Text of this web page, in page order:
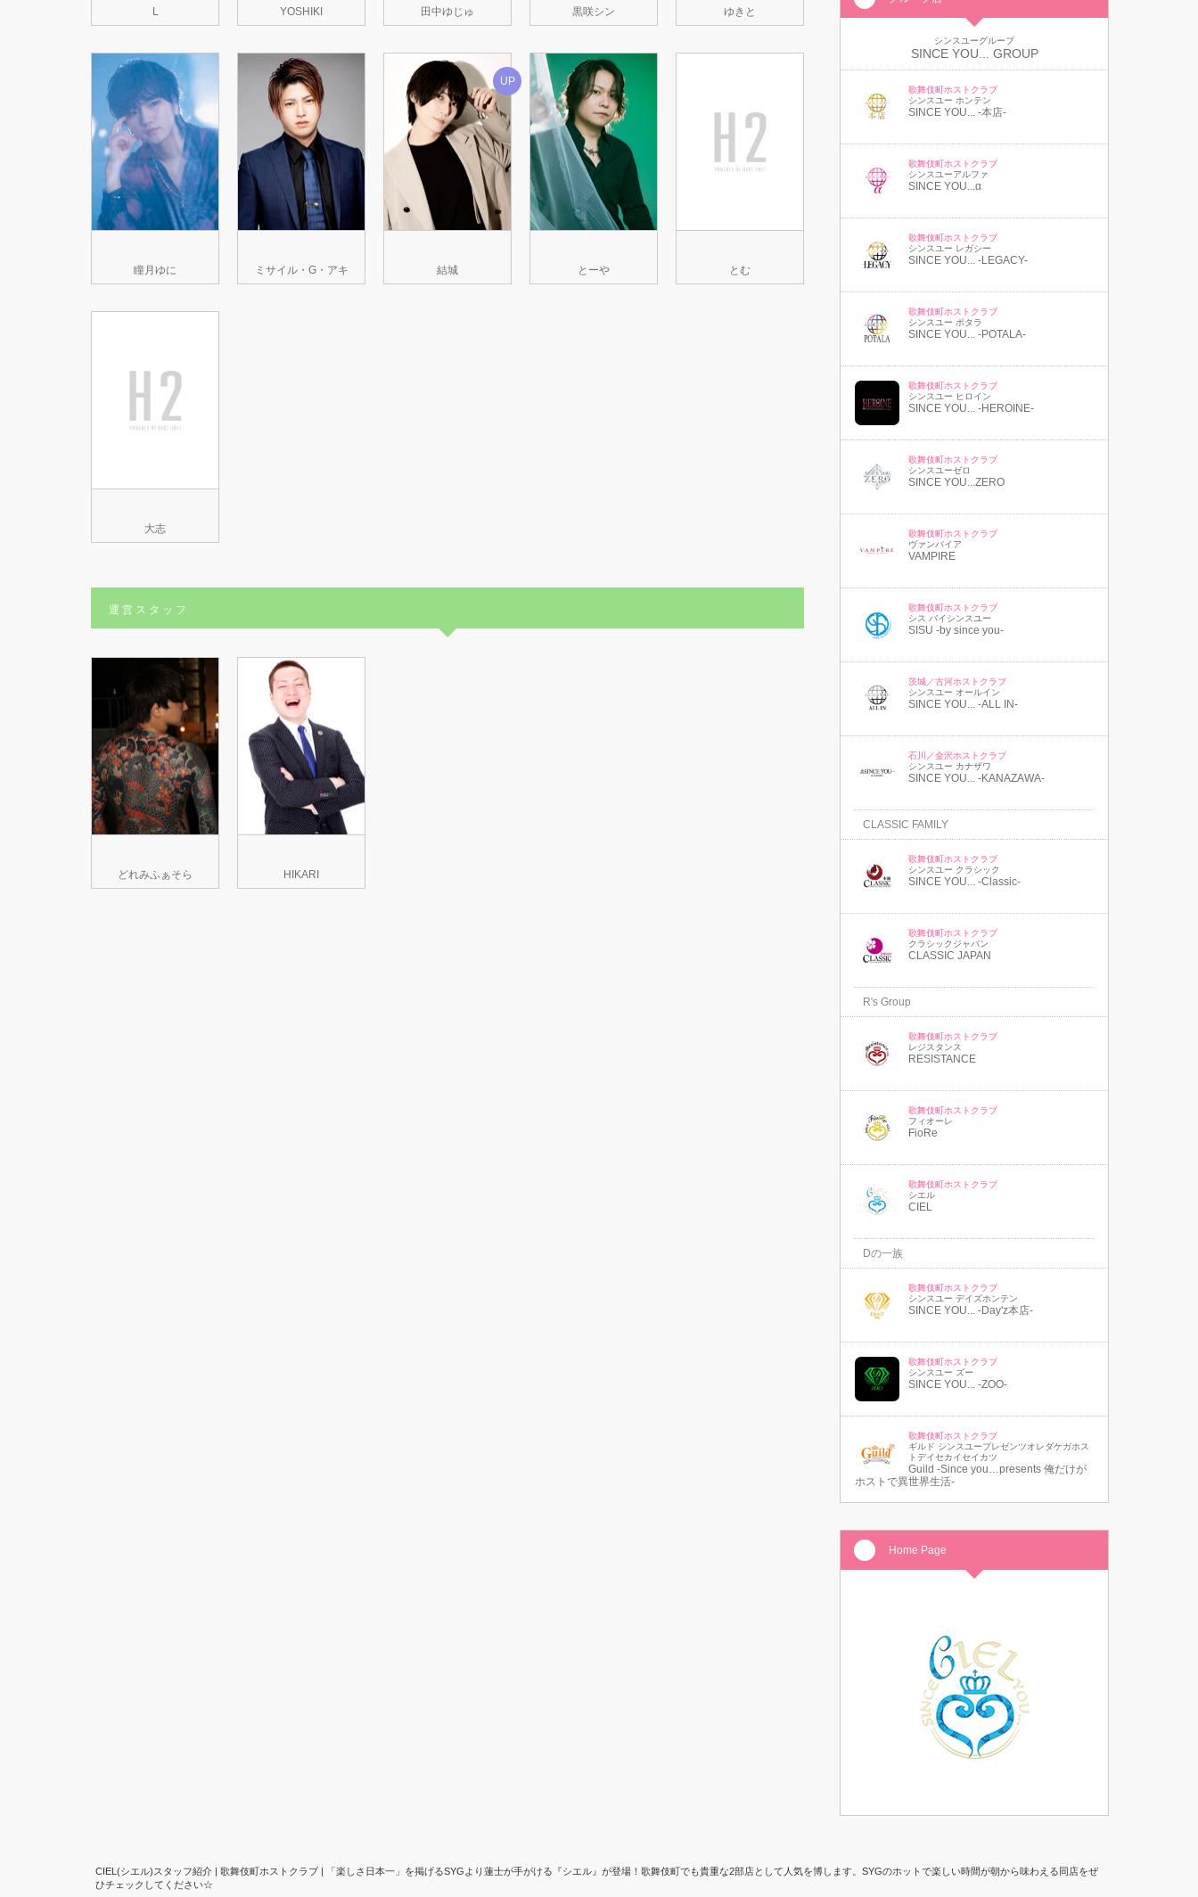
L YOSHIKI 田中ゆじゅ 黒咲シン ゆきと
瞳月ゆに ミサイル・G・アキ 結城
UP
とーや とむ
大志
運営スタッフ
どれみふぁそら HIKARI
シンスユーグループ
SINCE YOU... GROUP
歌舞伎町ホストクラブ
シンスユー ホンテン
SINCE YOU... -本店-
歌舞伎町ホストクラブ
シンスユーアルファ
SINCE YOU...α
歌舞伎町ホストクラブ
シンスユー レガシー
SINCE YOU... -LEGACY-
歌舞伎町ホストクラブ
シンスユー ポタラ
SINCE YOU... -POTALA-
歌舞伎町ホストクラブ
シンスユー ヒロイン
SINCE YOU... -HEROINE-
歌舞伎町ホストクラブ
シンスユーゼロ
SINCE YOU...ZERO
歌舞伎町ホストクラブ
ヴァンパイア
VAMPIRE
歌舞伎町ホストクラブ
シス バイシンスユー
SISU -by since you-
茨城／古河ホストクラブ
シンスユー オールイン
SINCE YOU... -ALL IN-
石川／金沢ホストクラブ
シンスユー カナザワ
SINCE YOU... -KANAZAWA-
CLASSIC FAMILY
歌舞伎町ホストクラブ
シンスユー クラシック
SINCE YOU... -Classic-
歌舞伎町ホストクラブ
クラシックジャパン
CLASSIC JAPAN
R's Group
歌舞伎町ホストクラブ
レジスタンス
RESISTANCE
歌舞伎町ホストクラブ
フィオーレ
FioRe
歌舞伎町ホストクラブ
シエル
CIEL
Dの一族
歌舞伎町ホストクラブ
シンスユー デイズホンテン
SINCE YOU... -Day'z本店-
歌舞伎町ホストクラブ
シンスユー ズー
SINCE YOU... -ZOO-
歌舞伎町ホストクラブ
ギルド シンスユープレゼンツオレダケガホス
トデイセカイセイカツ
Guild -Since you…presents 俺だけが
ホストで異世界生活-
Home Page
CIEL(シエル)スタッフ紹介 | 歌舞伎町ホストクラブ | 「楽しさ日本一」を掲げるSYGより蓮士が手がける『シエル』が登場！歌舞伎町でも貴重な2部店として人気を博します。SYGのホットで楽しい時間が朝から味わえる同店をぜ
ひチェックしてください☆